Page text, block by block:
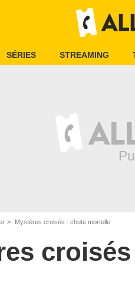
SÉRIES STREAMING
Mystères croisés : chute mortelle